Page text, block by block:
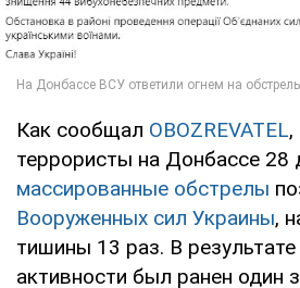
Как сообщал OBOZREVATEL,
террористы на Донбассе 28
массированные обстрелы
Вооруженных сил Украины,
тишины 13 раз. В результате
активности был ранен один